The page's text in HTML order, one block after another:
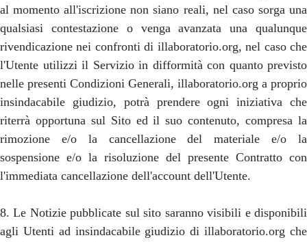
al momento all'iscrizione non siano reali, nel caso sorga una
qualsiasi contestazione o venga avanzata una qualunque
rivendicazione nei confronti di illaboratorio.org, nel caso che
l'Utente utilizzi il Servizio in difformità con quanto previsto
nelle presenti Condizioni Generali, illaboratorio.org a proprio
insindacabile giudizio, potrà prendere ogni iniziativa che
riterrà opportuna sul Sito ed il suo contenuto, compresa la
rimozione e/o la cancellazione del materiale e/o la
sospensione e/o la risoluzione del presente Contratto con
l'immediata cancellazione dell'account dell'Utente.
8. Le Notizie pubblicate sul sito saranno visibili e disponibili
agli Utenti ad insindacabile giudizio di illaboratorio.org che